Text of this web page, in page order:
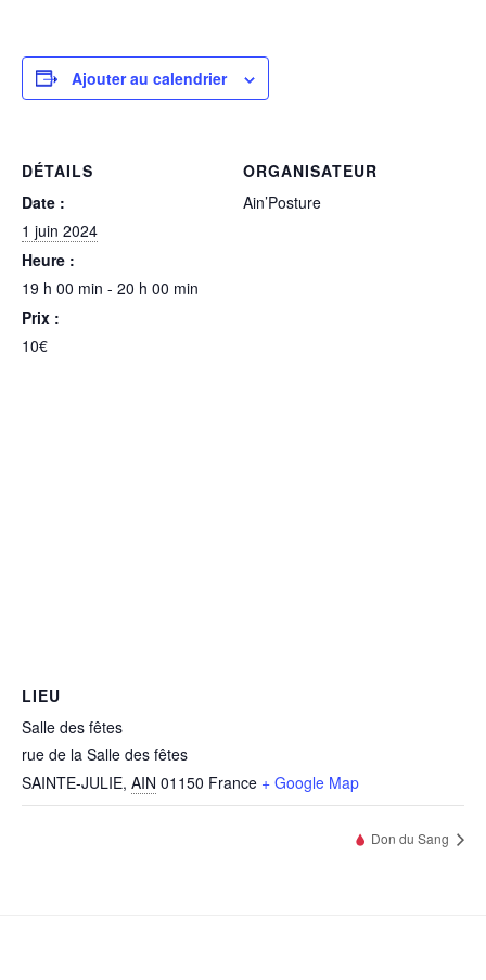
Ajouter au calendrier
DÉTAILS
Date :
1 juin 2024
Heure :
19 h 00 min - 20 h 00 min
Prix :
10€
ORGANISATEUR
Ain’Posture
LIEU
Salle des fêtes
rue de la Salle des fêtes
SAINTE-JULIE, AIN 01150 France + Google Map
Don du Sang